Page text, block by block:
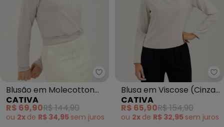
Blusão em Molecotton
(Cinza Claro)
CATIVA
R$ 69,90R$ 144,90
ou 2x de R$ 34,95 sem juros
Blusa em Viscose (Cinza
Claro)
CATIVA
R$ 65,90R$ 154,90
ou 2x de R$ 32,95 sem juros